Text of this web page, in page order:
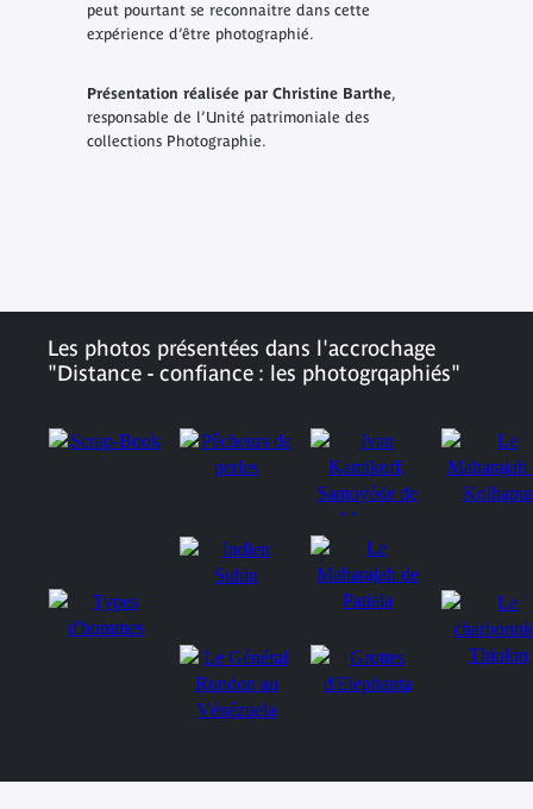
peut pourtant se reconnaitre dans cette
expérience d’être photographié.
Présentation réalisée par Christine Barthe,
responsable de l’Unité patrimoniale des
collections Photographie.
Les photos présentées dans l'accrochage
"Distance - confiance : les photogrqaphiés"